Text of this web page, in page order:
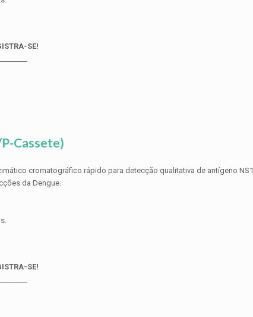
SE!
Cassete)
cromatográfico rápido para detecção qualitativa de antígeno NS1
da Dengue.
SE!